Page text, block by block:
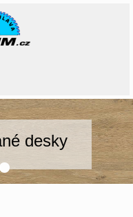
desky